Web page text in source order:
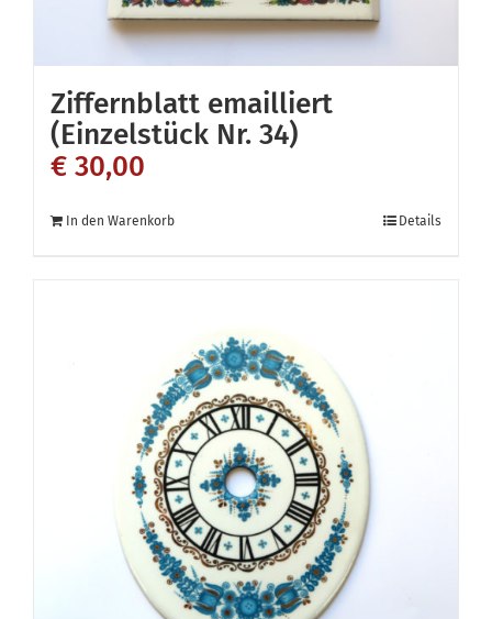
Ziffernblatt emailliert
(Einzelstück Nr. 34)
€ 30,00
In den Warenkorb Details